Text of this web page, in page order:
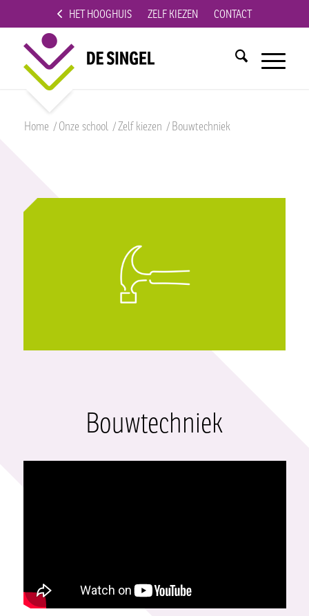
HET HOOGHUIS ZELF KIEZEN CONTACT
Home /Onze school /Zelf kiezen /Bouwtechniek
Bouwtechniek